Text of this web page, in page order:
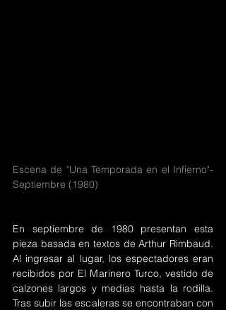
Escena de "Una Temporada en el Infierno"-
Septiembre (1980)
En septiembre de 1980 presentan esta
pieza basada en textos de Arthur Rimbaud.
Al ingresar al lugar, los espectadores eran
recibidos por El Marinero Turco, vestido de
calzones largos y medias hasta la rodilla.
Tras subir las escaleras se encontraban con